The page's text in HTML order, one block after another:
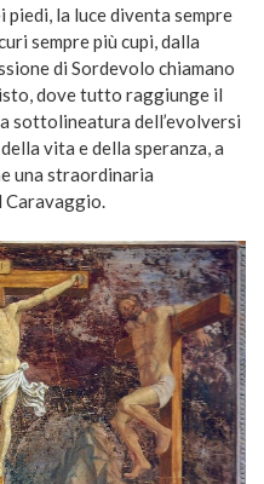
piedi, la luce diventa sempre
sempre più cupi, dalla
di Sordevolo chiamano
dove tutto raggiunge il
sottolineatura dell’evolversi
vita e della speranza, a
una straordinaria
Caravaggio.